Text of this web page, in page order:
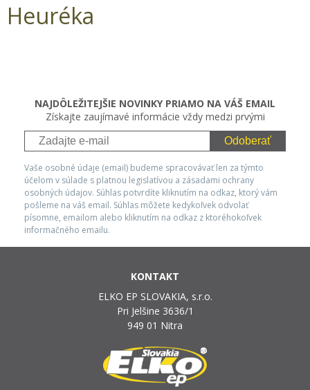
Heuréka
NAJDÔLEŽITEJŠIE NOVINKY PRIAMO NA VÁŠ EMAIL
Získajte zaujímavé informácie vždy medzi prvými
Odoberať
Vaše osobné údaje (email) budeme spracovávať len za týmto
účelom v súlade s platnou legislatívou a zásadami ochrany
osobných údajov. Súhlas potvrdíte kliknutím na odkaz, ktorý vám
pošleme na váš email. Súhlas môžete kedykoľvek odvolať
písomne, emailom alebo kliknutím na odkaz z ktoréhokoľvek
informačného emailu.
KONTAKT
ELKO EP SLOVAKIA, s.r.o.
Pri Jelšine 3636/1
949 01 Nitra